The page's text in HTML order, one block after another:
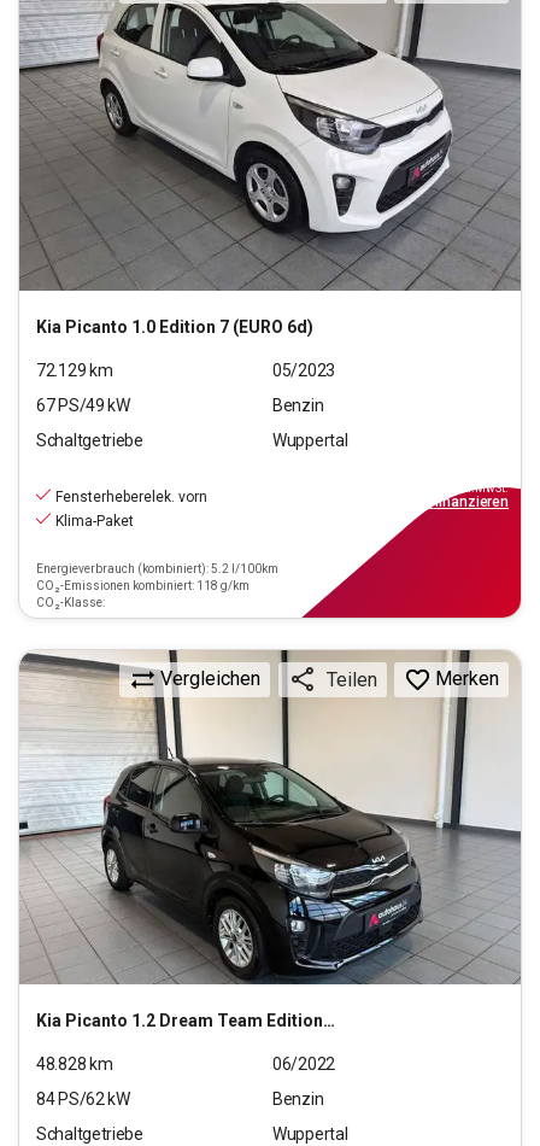
Kia Picanto 1.0 Edition 7 (EURO 6d)
72.129 km
05/2023
67PS/49 kW
Benzin
Schaltgetriebe
Wuppertal
Fensterheberelek. vorn
Klima-Paket
Energieverbrauch (kombiniert): 5.2 l/100km
CO₂-Emissionen kombiniert: 118 g/km
CO₂-Klasse:
inkl.MwSt.
finanzieren
Kia Picanto 1.2 Dream Team Edition (EURO 6d)
Vergleichen Teilen Merken
48.828 km
06/2022
84PS/62kW
Benzin
Schaltgetriebe
Wuppertal